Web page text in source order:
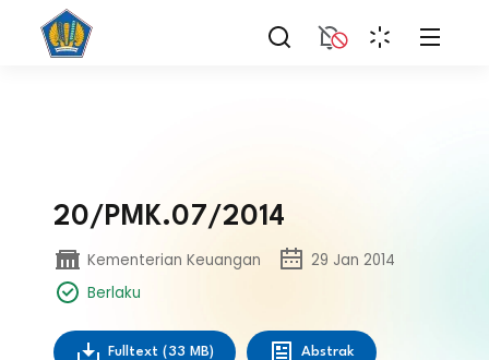
20/PMK.07/2014
Kementerian Keuangan
29 Jan 2014
Berlaku
Fulltext (33 MB) Abstrak